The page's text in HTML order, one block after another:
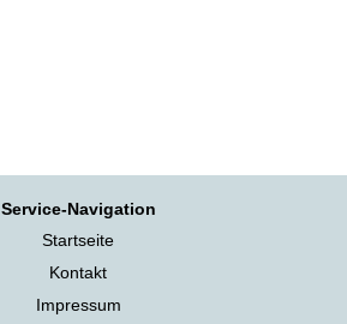
Service-Navigation
Startseite
Kontakt
Impressum